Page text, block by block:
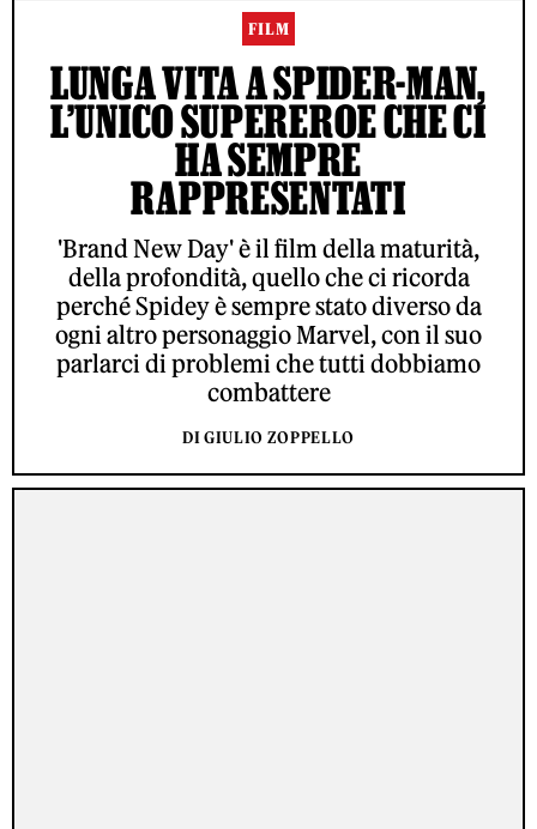
FILM
LUNGA VITA A SPIDER-MAN,
L’UNICO SUPEREROE CHE CI
HA SEMPRE
RAPPRESENTATI
'Brand New Day' è il film della maturità,
della profondità, quello che ci ricorda
perché Spidey è sempre stato diverso da
ogni altro personaggio Marvel, con il suo
parlarci di problemi che tutti dobbiamo
combattere
DI GIULIO ZOPPELLO